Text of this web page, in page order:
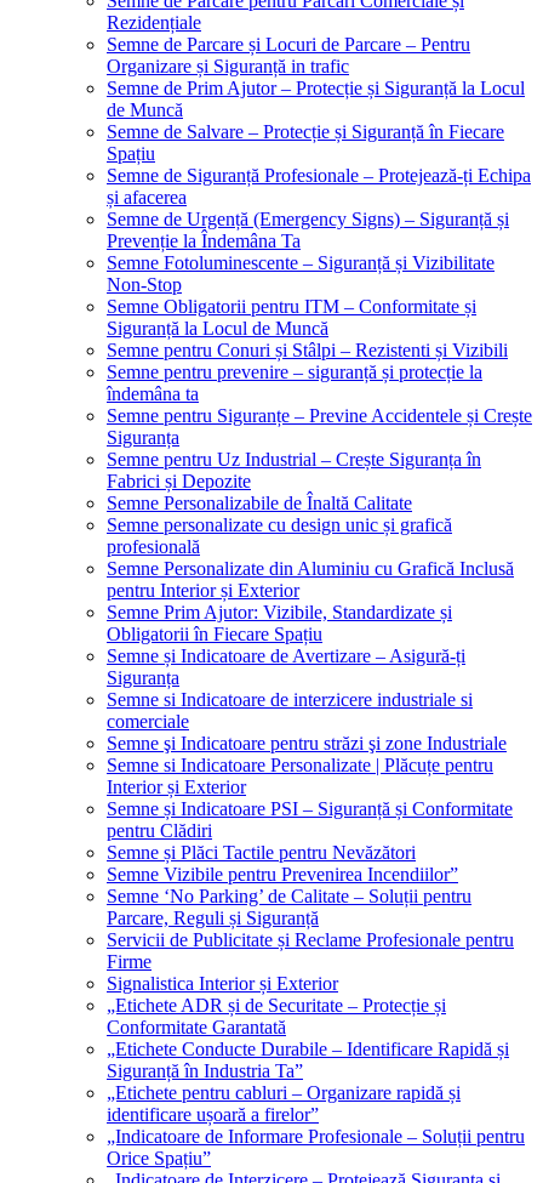
Rezidențiale
Semne de Parcare și Locuri de Parcare – Pentru
Organizare și Siguranță in trafic
Semne de Prim Ajutor – Protecție și Siguranță la Locul
de Muncă
Semne de Salvare – Protecție și Siguranță în Fiecare
Spațiu
Semne de Siguranță Profesionale – Protejează-ți Echipa
și afacerea
Semne de Urgență (Emergency Signs) – Siguranță și
Prevenție la Îndemâna Ta
Semne Fotoluminescente – Siguranță și Vizibilitate
Non-Stop
Semne Obligatorii pentru ITM – Conformitate și
Siguranță la Locul de Muncă
Semne pentru Conuri și Stâlpi – Rezistenti și Vizibili
Semne pentru prevenire – siguranță și protecție la
îndemâna ta
Semne pentru Siguranțe – Previne Accidentele și Crește
Siguranța
Semne pentru Uz Industrial – Crește Siguranța în
Fabrici și Depozite
Semne Personalizabile de Înaltă Calitate
Semne personalizate cu design unic și grafică
profesională
Semne Personalizate din Aluminiu cu Grafică Inclusă
pentru Interior și Exterior
Semne Prim Ajutor: Vizibile, Standardizate și
Obligatorii în Fiecare Spațiu
Semne și Indicatoare de Avertizare – Asigură-ți
Siguranța
Semne si Indicatoare de interzicere industriale si
comerciale
Semne şi Indicatoare pentru străzi şi zone Industriale
Semne si Indicatoare Personalizate | Plăcuțe pentru
Interior și Exterior
Semne și Indicatoare PSI – Siguranță și Conformitate
pentru Clădiri
Semne și Plăci Tactile pentru Nevăzători
Semne Vizibile pentru Prevenirea Incendiilor”
Semne ‘No Parking’ de Calitate – Soluții pentru
Parcare, Reguli și Siguranță
Servicii de Publicitate și Reclame Profesionale pentru
Firme
Signalistica Interior și Exterior
„Etichete ADR și de Securitate – Protecție și
Conformitate Garantată
„Etichete Conducte Durabile – Identificare Rapidă și
Siguranță în Industria Ta”
„Etichete pentru cabluri – Organizare rapidă și
identificare ușoară a firelor”
„Indicatoare de Informare Profesionale – Soluții pentru
Orice Spațiu”